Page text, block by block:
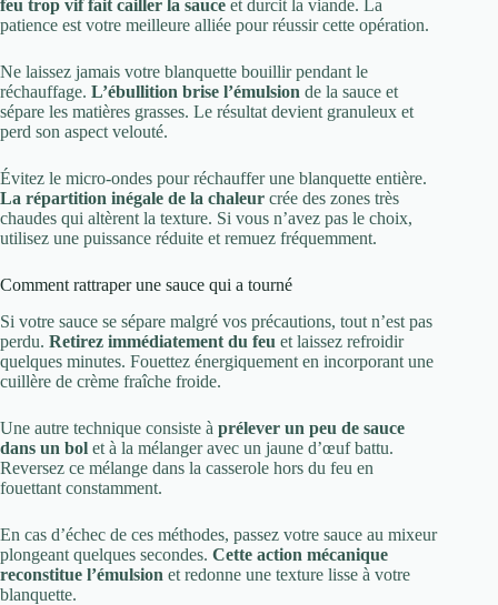
feu trop vif fait cailler la sauce et durcit la viande. La
patience est votre meilleure alliée pour réussir cette opération.
Ne laissez jamais votre blanquette bouillir pendant le
réchauffage. L’ébullition brise l’émulsion de la sauce et
sépare les matières grasses. Le résultat devient granuleux et
perd son aspect velouté.
Évitez le micro-ondes pour réchauffer une blanquette entière.
La répartition inégale de la chaleur crée des zones très
chaudes qui altèrent la texture. Si vous n’avez pas le choix,
utilisez une puissance réduite et remuez fréquemment.
Comment rattraper une sauce qui a tourné
Si votre sauce se sépare malgré vos précautions, tout n’est pas
perdu. Retirez immédiatement du feu et laissez refroidir
quelques minutes. Fouettez énergiquement en incorporant une
cuillère de crème fraîche froide.
Une autre technique consiste à prélever un peu de sauce
dans un bol et à la mélanger avec un jaune d’œuf battu.
Reversez ce mélange dans la casserole hors du feu en
fouettant constamment.
En cas d’échec de ces méthodes, passez votre sauce au mixeur
plongeant quelques secondes. Cette action mécanique
reconstitue l’émulsion et redonne une texture lisse à votre
blanquette.